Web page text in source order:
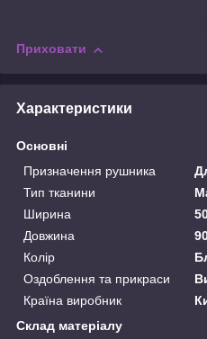
Приховати
Характеристики
Основні
Призначення рушника
Тип тканини
Ширина
Довжина
Колір
Оздоблення та прикраси
Країна виробник
Склад матеріалу